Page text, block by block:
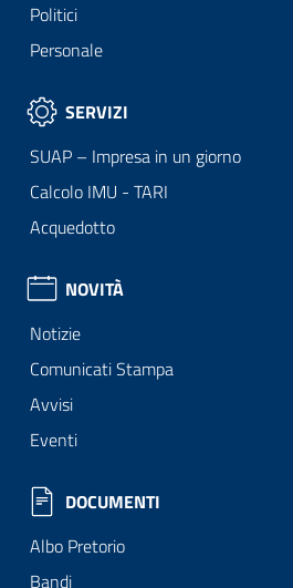
Politici
Personale
SERVIZI
SUAP – Impresa in un giorno
Calcolo IMU - TARI
Acquedotto
NOVITÀ
Notizie
Comunicati Stampa
Avvisi
Eventi
DOCUMENTI
Albo Pretorio
Bandi